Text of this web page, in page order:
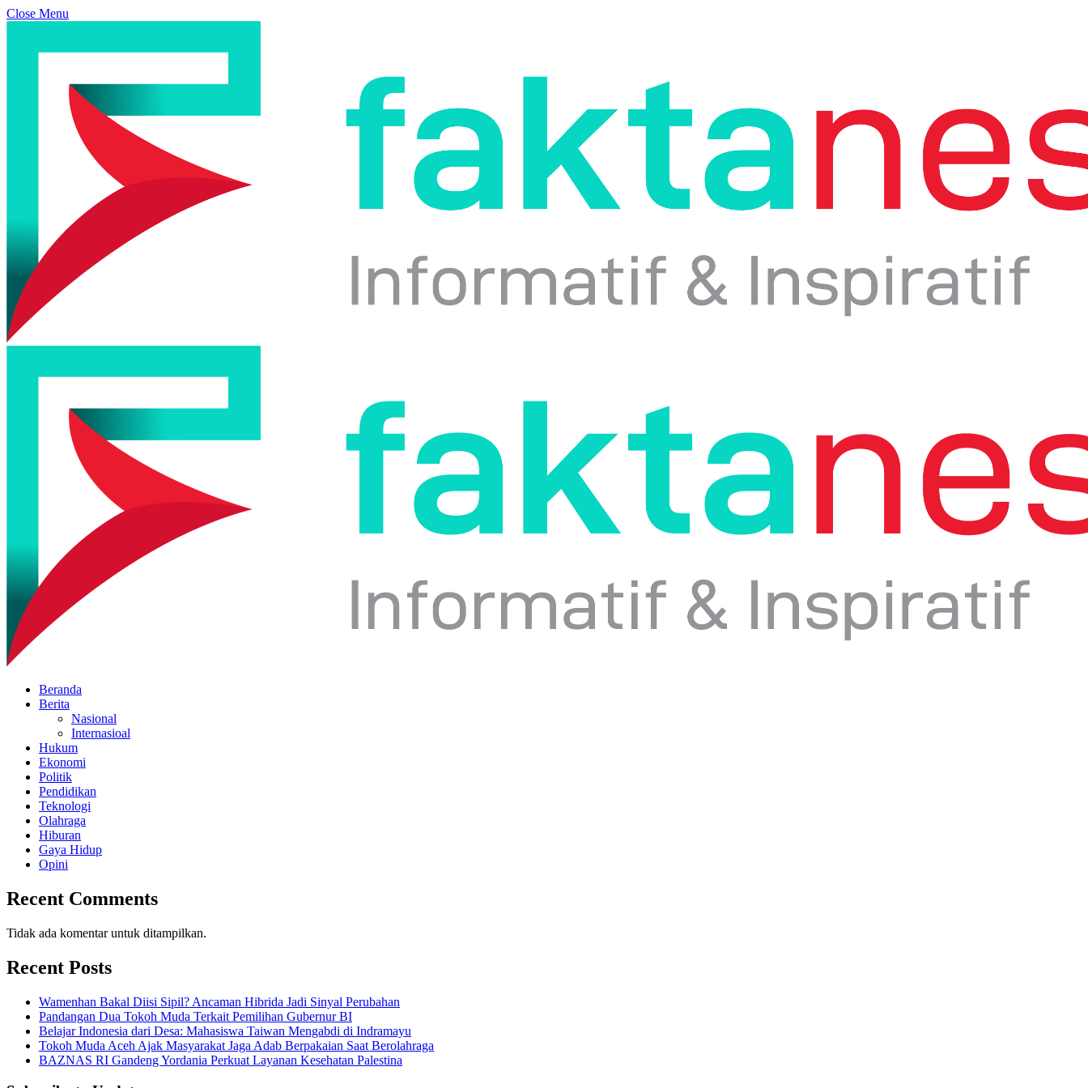
Close Menu
Beranda
Berita
Nasional
Internasioal
Hukum
Ekonomi
Politik
Pendidikan
Teknologi
Olahraga
Hiburan
Gaya Hidup
Opini
Recent Comments
Tidak ada komentar untuk ditampilkan.
Recent Posts
Wamenhan Bakal Diisi Sipil? Ancaman Hibrida Jadi Sinyal Perubahan
Pandangan Dua Tokoh Muda Terkait Pemilihan Gubernur BI
Belajar Indonesia dari Desa: Mahasiswa Taiwan Mengabdi di Indramayu
Tokoh Muda Aceh Ajak Masyarakat Jaga Adab Berpakaian Saat Berolahraga
BAZNAS RI Gandeng Yordania Perkuat Layanan Kesehatan Palestina